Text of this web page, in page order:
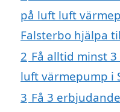
på luft luft
Falsterbo hjälpa
2 Få alltid minst
luft värmepump i
3 Få 3